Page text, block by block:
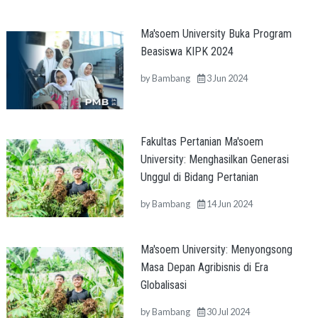
Ma'soem University Buka Program
Beasiswa KIPK 2024
byBambang 3 Jun 2024
Fakultas Pertanian Ma'soem
University: Menghasilkan Generasi
Unggul di Bidang Pertanian
byBambang 14 Jun 2024
Ma'soem University: Menyongsong
Masa Depan Agribisnis di Era
Globalisasi
byBambang 30 Jul 2024